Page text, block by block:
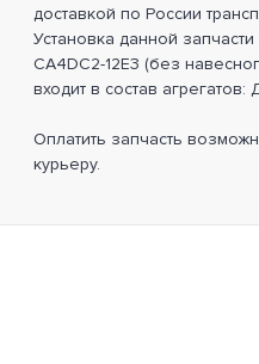
доставкой по России
Установка данной
CA4DC2-12E3 (без
входит в состав агрегатов:
Оплатить запчасть
курьеру.